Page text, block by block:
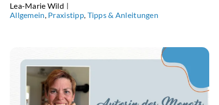
Lea-Marie Wild |
Allgemein, Praxistipp, Tipps & Anleitungen